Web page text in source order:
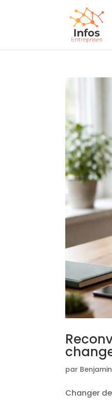
par Benjamin
Changer